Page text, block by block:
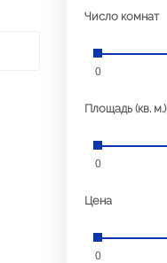
Число комнат
0
Площадь (кв. м.)
0
Цена
0